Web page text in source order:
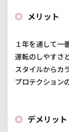
メリット
１年を通して一
運転のしやすさ
スタイルからカ
プロテクション
デメリット